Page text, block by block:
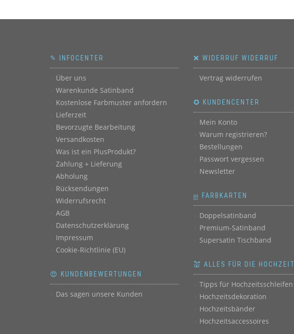
✎ INFOCENTER
Über uns
Warenkunde Satinband
Kostenlose Farbmuster anfordern
Lieferzeit
Bevorzugte Bearbeitung
Versandkosten
Was ist ein PlusProdukt?
Zahlung + Lieferung
Abholung
Rücksendungen
Widerrufsrecht
AGB
Datenschutzerklärung
Impressum
Cookie-Richtlinie (EU)
😍 KUNDENBEWERTUNGEN
Das sagen unsere Kunden
❌ WIDERRUF WIDERRUF
Vertrag widerrufen
✪ KUNDENCENTER
Mein Konto
Warum registrieren?
Bestellungen
Passwort vergessen
Newsletter
ஐ FARBKARTEN
Doppelsatinband
Premium-Satinband
Supersatin Tischband
💒 ALLES FÜR DIE HOCHZEIT
Tipps für Hochzeitsschleifen
Hochzeitsdekoration
Hochzeitsbänder
Hochzeitsaccessoires